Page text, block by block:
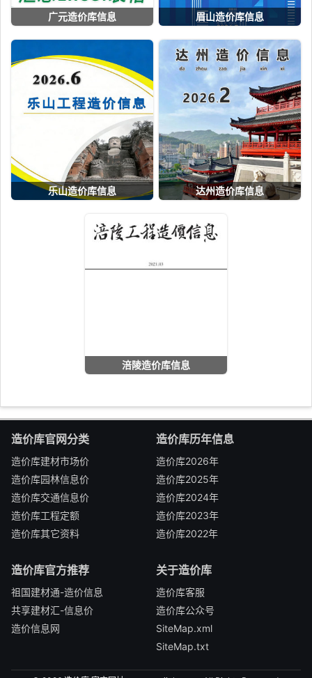
广元造价库信息 眉山造价库信息
乐山造价库信息 达州造价库信息
涪陵造价库信息
造价库官网分类
造价库建材市场价
造价库园林信息价
造价库交通信息价
造价库工程定额
造价库其它资料
造价库历年信息
造价库2026年
造价库2025年
造价库2024年
造价库2023年
造价库2022年
造价库官方推荐
祖国建材通-造价信息
共享建材汇-信息价
造价信息网
关于造价库
造价库客服
造价库公众号
SiteMap.xml
SiteMap.txt